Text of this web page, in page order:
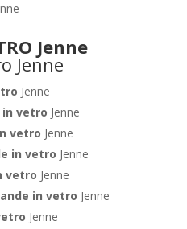
Jenne
Jenne
vetro Jenne
vetro Jenne
in vetro Jenne
vetro Jenne
in vetro Jenne
Jenne